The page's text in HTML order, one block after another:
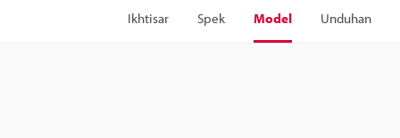
Ikhtisar Spek Model Unduhan